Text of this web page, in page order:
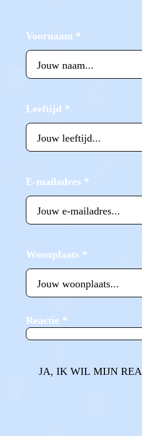
Voornaam *
Leeftijd *
E-mailadres *
Woonplaats *
Reactie *
JA, IK WIL MIJN